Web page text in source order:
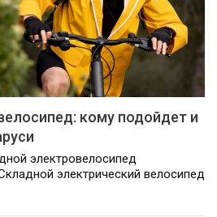
кому подойдет и
электровелосипед
электрический велосипед